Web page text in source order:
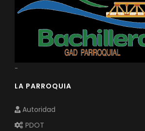
-
LA PARROQUIA
Autoridad
PDOT